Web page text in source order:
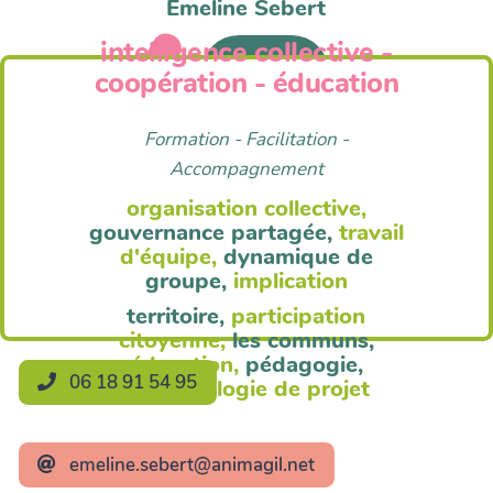
Anim'Agil
Emeline Sebert
intelligence collective -
coopération - éducation
Formation - Facilitation -
Accompagnement
organisation collective,
gouvernance partagée, travail
d'équipe, dynamique de
groupe, implication
territoire, participation
citoyenne, les communs,
éducation, pédagogie,
méthodologie de projet
06 18 91 54 95
emeline.sebert@animagil.net